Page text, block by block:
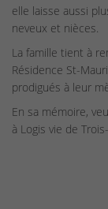
elle laisse aussi
neveux et nièces.
La famille tient à
Résidence St-
prodigués à leur
En sa mémoire,
à Logis vie de